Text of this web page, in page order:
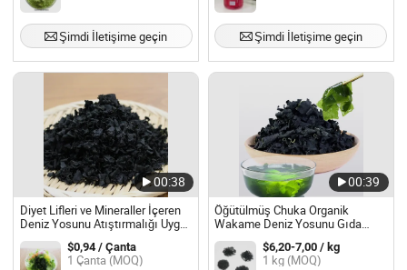
Şimdi İletişime geçin Şimdi İletişime geçin
00:38
Diyet Lifleri ve Mineraller İçeren
Deniz Yosunu Atıştırmalığı Uygun
Fiyatlı Sıcak Satış Diyet Sağlıklı
Gıda
$0,94 / Çanta
1 Çanta (MOQ)
00:39
Öğütülmüş Chuka Organik
Wakame Deniz Yosunu Gıda
Sınıfı HACCP
$6,20-7,00 / kg
1 kg (MOQ)